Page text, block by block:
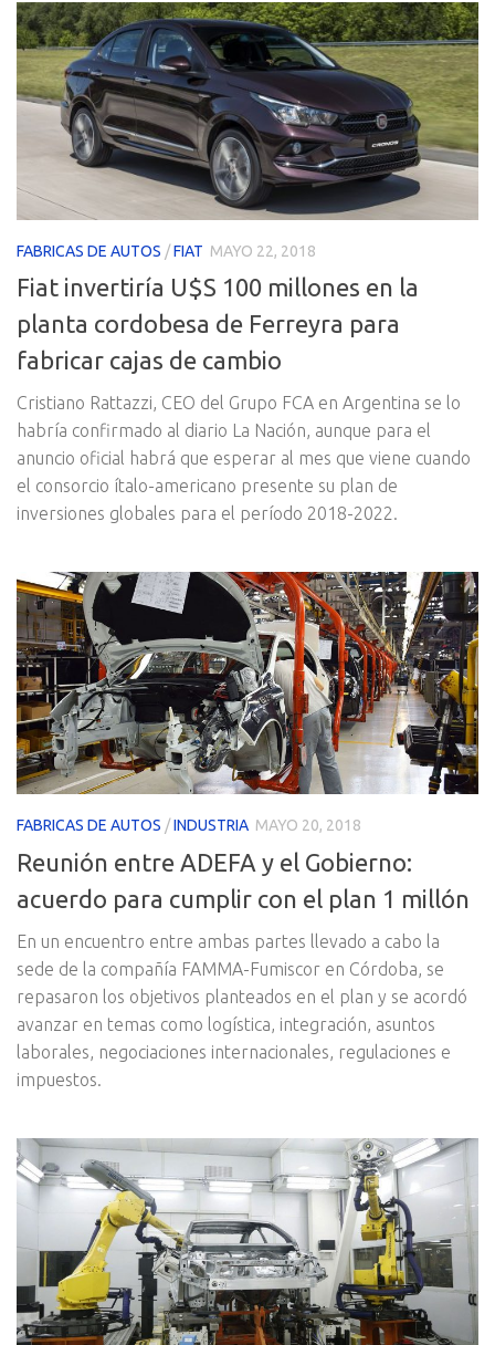
FABRICAS DE AUTOS /FIAT MAYO 22, 2018
Fiat invertiría U$S 100 millones en la
planta cordobesa de Ferreyra para
fabricar cajas de cambio
Cristiano Rattazzi, CEO del Grupo FCA en Argentina se lo
habría confirmado al diario La Nación, aunque para el
anuncio oficial habrá que esperar al mes que viene cuando
el consorcio ítalo-americano presente su plan de
inversiones globales para el período 2018-2022.
FABRICAS DE AUTOS /INDUSTRIA MAYO 20, 2018
Reunión entre ADEFA y el Gobierno:
acuerdo para cumplir con el plan 1 millón
En un encuentro entre ambas partes llevado a cabo la
sede de la compañía FAMMA-Fumiscor en Córdoba, se
repasaron los objetivos planteados en el plan y se acordó
avanzar en temas como logística, integración, asuntos
laborales, negociaciones internacionales, regulaciones e
impuestos.